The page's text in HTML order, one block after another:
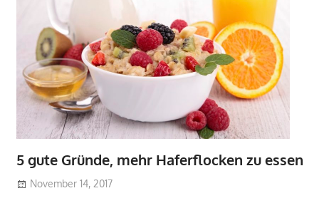
5 gute Gründe, mehr Haferflocken zu essen
November 14, 2017